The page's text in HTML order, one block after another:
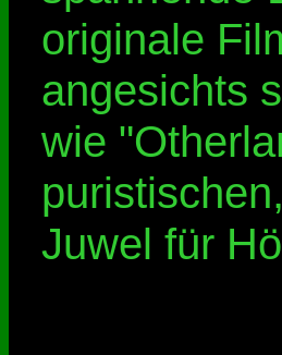
originale
angesichts
wie
Juwel für